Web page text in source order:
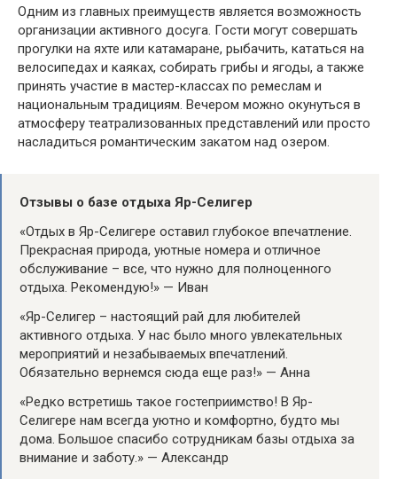
Одним из главных преимуществ является возможность
организации активного досуга. Гости могут совершать
прогулки на яхте или катамаране, рыбачить, кататься на
велосипедах и каяках, собирать грибы и ягоды, а также
принять участие в мастер-классах по ремеслам и
национальным традициям. Вечером можно окунуться в
атмосферу театрализованных представлений или просто
насладиться романтическим закатом над озером.
Отзывы о базе отдыха Яр-Селигер
«Отдых в Яр-Селигере оставил глубокое впечатление.
Прекрасная природа, уютные номера и отличное
обслуживание – все, что нужно для полноценного
отдыха. Рекомендую!» — Иван
«Яр-Селигер – настоящий рай для любителей
активного отдыха. У нас было много увлекательных
мероприятий и незабываемых впечатлений.
Обязательно вернемся сюда еще раз!» — Анна
«Редко встретишь такое гостеприимство! В Яр-
Селигере нам всегда уютно и комфортно, будто мы
дома. Большое спасибо сотрудникам базы отдыха за
внимание и заботу.» — Александр